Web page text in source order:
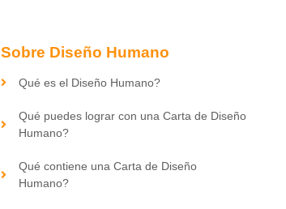
Sobre Diseño Humano
Qué es el Diseño Humano?
Qué puedes lograr con una Carta de Diseño
Humano?
Qué contiene una Carta de Diseño
Humano?